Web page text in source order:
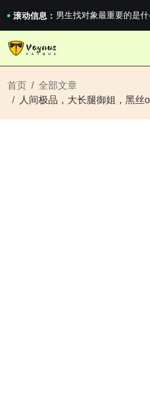
滚动信息： 2026澳网男单收官：全
《巅峰守卫 Highguard
男生找对象最重要的是
首页
全部文章
人间极品，大长腿御姐，黑丝